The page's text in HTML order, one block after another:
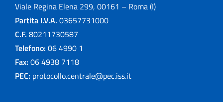
Viale Regina Elena 299, 00161 – Roma (I)
Partita I.V.A. 03657731000
C.F. 80211730587
Telefono: 06 4990 1
Fax: 06 4938 7118
PEC: protocollo.centrale@pec.iss.it